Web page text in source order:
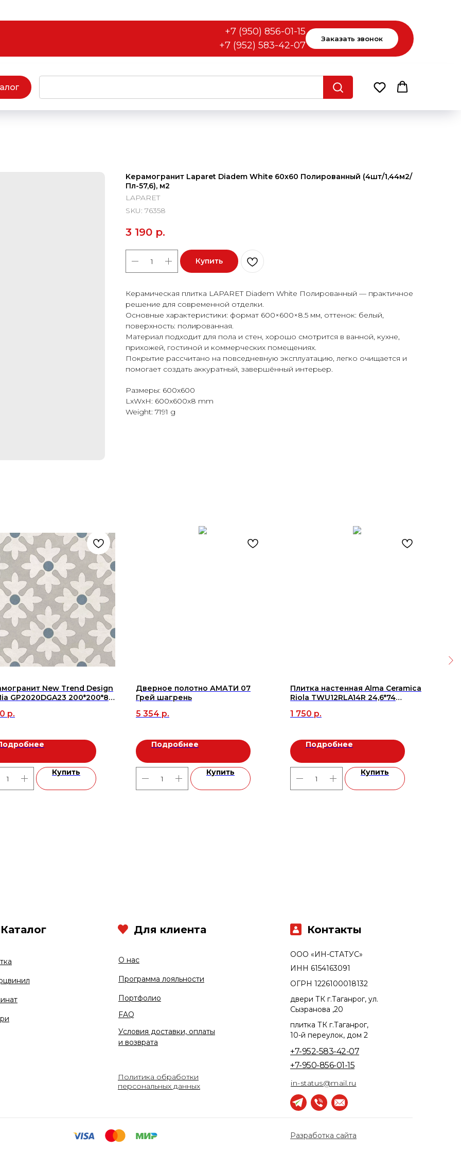
+7 (950) 856-01-15
+7 (952) 583-42-07
Заказать звонок
Kерамогранит Laparet Diadem White 60x60 Полированный (4шт/1,44м2/
Пл-57,6), м2
LAPARET
SKU: 76358
3 190 р.
Купить
Керамическая плитка LAPARET Diadem White Полированный — практичное
решение для современной отделки.
Основные характеристики: формат 600×600×8.5 мм, оттенок: белый,
поверхность: полированная.
Материал подходит для пола и стен, хорошо смотрится в ванной, кухне,
прихожей, гостиной и коммерческих помещениях.
Покрытие рассчитано на повседневную эксплуатацию, легко очищается и
помогает создать аккуратный, завершённый интерьер.
Размеры: 600x600
LxWxH: 600x600x8 mm
Weight: 7191 g
New Trend Design
GP2020DGA23 200*200*8
р.
Купить
Дверное полотно АМАТИ 07
Грей шагрень
5 354 р.
Подробнее
Купить
Плитка настенная Alma Ceramica
Riola TWU12RLA14R 24,6*74
1 750 р.
Подробнее
Купить
Политика обработки
персональных данных
+7-950-856-01-15
+7-952-583-42-07
О нас
Программа лояльности
Портфолио
ООО «ИН-СТАТУС»
плитка ТК г.Таганрог,
10-й переулок, дом 2
двери ТК г.Таганрог, ул.
Сызранова ,20
ОГРН 1226100018132
ИНН 6154163091
Разработка сайта
Условия доставки, оплаты
и возврата
FAQ
Каталог
in-status@mail.ru
Контакты
Для клиента